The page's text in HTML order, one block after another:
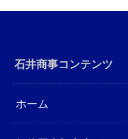
石井商事コンテンツ
ホーム